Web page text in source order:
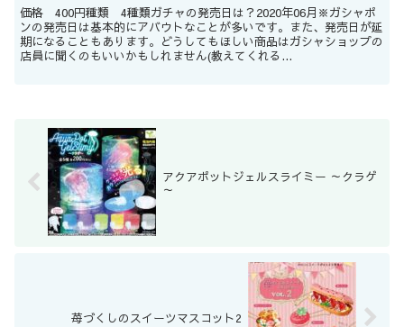
価格 400円種類 4種類ガチャの発売日は？2020年06月※ガシャポ
ンの発売日は基本的にアバウトなことが多いです。また、発売日が延
期になることもあります。どうしてもほしい商品はガシャショップの
店員に聞くのもいいかもしれません(教えてくれる...
アクアポットジェルスライミー ～クラゲ
～
苺づくしのスイーツマスコット2